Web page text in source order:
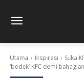
Utama Inspirasi
Suka
‘bodek’ KFC demi bahagian